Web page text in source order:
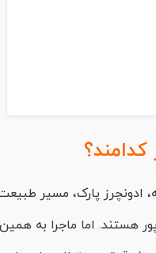
ادونچرز پارک، مسیر
هستند. اما ماجرا به